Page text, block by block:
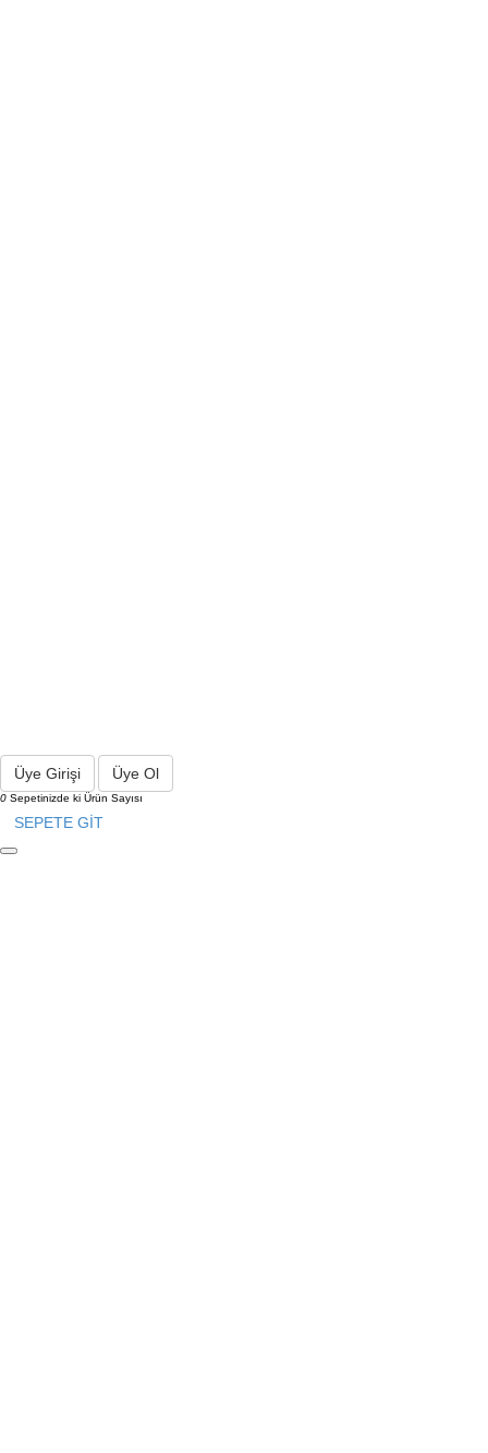
Üye Girişi Üye Ol
0 Sepetinizde ki Ürün Sayısı
SEPETE GİT